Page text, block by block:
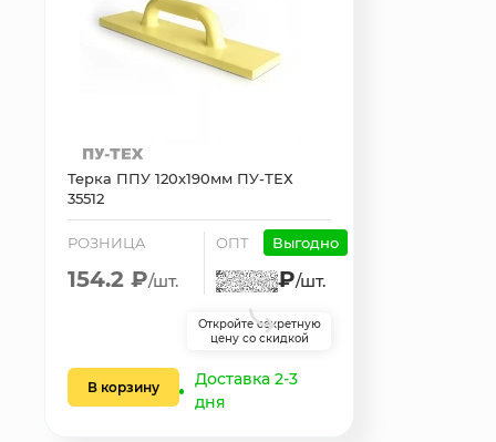
Терка ППУ 120х190мм ПУ-ТЕХ
35512
РОЗНИЦА
154.2 ₽/шт.
ОПТ Выгодно
₽/шт.
Откройте секретную
цену со скидкой
В корзину
Доставка 2-3
дня